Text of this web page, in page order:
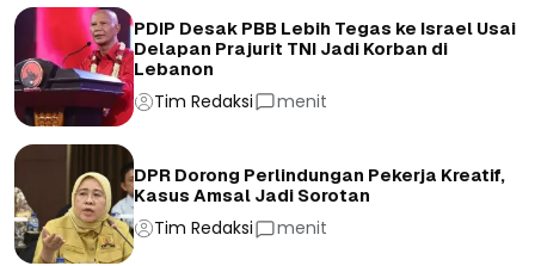
PDIP Desak PBB Lebih Tegas ke Israel Usai
Delapan Prajurit TNI Jadi Korban di
Lebanon
Tim Redaksi menit
DPR Dorong Perlindungan Pekerja Kreatif,
Kasus Amsal Jadi Sorotan
Tim Redaksi menit